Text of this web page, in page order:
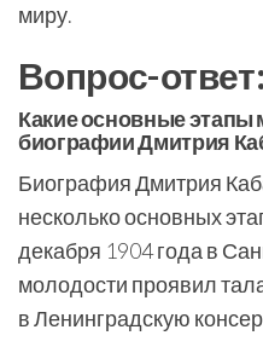
миру.
Вопрос-ответ:
Какие основные
биографии Дмитрия
Биография Дмитрия
несколько основных
декабря 1904 года в
молодости проявил
в Ленинградскую